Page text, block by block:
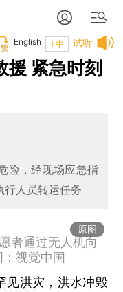
试听
T中
English
援 紧急时刻
险，经现场应急指
行人员转运任务
原图
者通过无人机向
视觉中国
见洪灾，洪水冲毁